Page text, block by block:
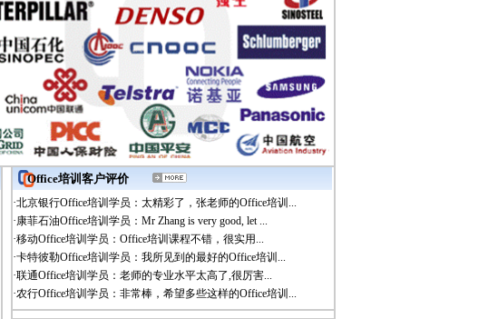
Office培训客户评价
·北京银行Office培训学员：太精彩了，张老师的Office培训...
·康菲石油Office培训学员：Mr Zhang is very good, let ...
·移动Office培训学员：Office培训课程不错，很实用...
·卡特彼勒Office培训学员：我所见到的最好的Office培训...
·联通Office培训学员：老师的专业水平太高了,很厉害...
·农行Office培训学员：非常棒，希望多些这样的Office培训...